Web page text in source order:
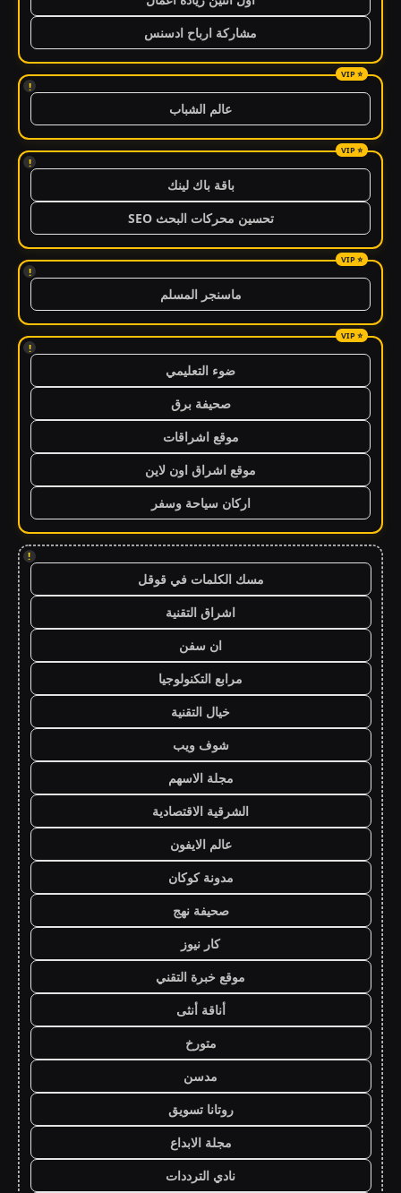
مشاركة ارباح ادسنس
!
عالم الشباب
!
باقة باك لينك
تحسين محركات البحث SEO
!
ماسنجر المسلم
!
ضوء التعليمي
صحيفة برق
موقع اشراقات
موقع اشراق اون لاين
اركان سياحة وسفر
!
مسك الكلمات في قوقل
اشراق التقنية
ان سفن
مرابع التكنولوجيا
خيال التقنية
شوف ويب
مجلة الاسهم
الشرقية الاقتصادية
عالم الايفون
مدونة كوكان
صحيفة نهج
كار نيوز
موقع خبرة التقني
أناقة أنثى
متورخ
مدسن
روتانا تسويق
مجلة الابداع
نادي الترددات